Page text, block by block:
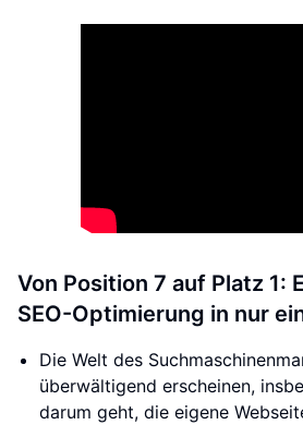
Von Position 7 auf Platz 1:
SEO-Optimierung in nur
Die Welt des
überwältigend erscheinen,
darum geht, die eigene